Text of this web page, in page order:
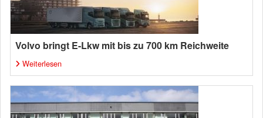
Volvo bringt E-Lkw mit bis zu 700 km Reichweite
Weiterlesen